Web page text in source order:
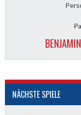
NÄCHSTE SPIELE